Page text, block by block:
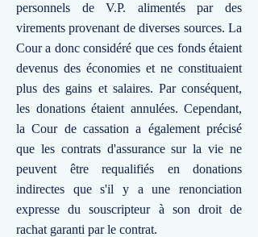
personnels de V.P. alimentés par des
virements provenant de diverses sources. La
Cour a donc considéré que ces fonds étaient
devenus des économies et ne constituaient
plus des gains et salaires. Par conséquent,
les donations étaient annulées. Cependant,
la Cour de cassation a également précisé
que les contrats d'assurance sur la vie ne
peuvent être requalifiés en donations
indirectes que s'il y a une renonciation
expresse du souscripteur à son droit de
rachat garanti par le contrat.